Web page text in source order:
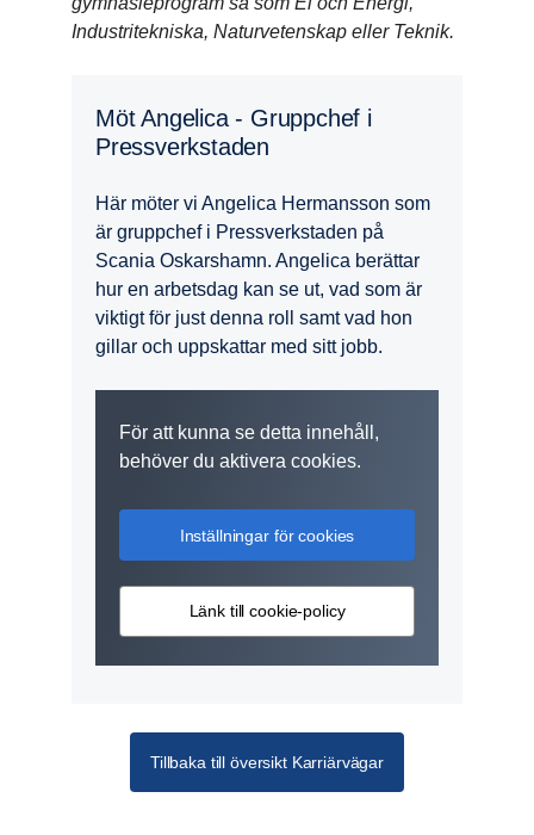
Industritekniska, Naturvetenskap eller Teknik.
Möt Angelica - Grupp­chef i
Press­verk­staden
Här möter vi Angelica Hermansson som
är gruppchef i Pressverkstaden på
Scania Oskarshamn. Angelica berättar
hur en arbetsdag kan se ut, vad som är
viktigt för just denna roll samt vad hon
gillar och uppskattar med sitt jobb.
För att kunna se detta innehåll,
behöver du aktivera cookies.
Inställningar för cookies
Länk till cookie-policy
Tillbaka till översikt Karriärvägar